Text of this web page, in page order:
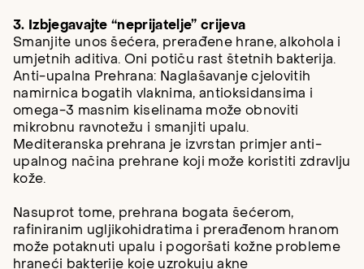
3. Izbjegavajte “neprijatelje” crijeva
Smanjite unos šećera, prerađene hrane, alkohola i
umjetnih aditiva. Oni potiču rast štetnih bakterija.
Anti-upalna Prehrana: Naglašavanje cjelovitih
namirnica bogatih vlaknima, antioksidansima i
omega-3 masnim kiselinama može obnoviti
mikrobnu ravnotežu i smanjiti upalu.
Mediteranska prehrana je izvrstan primjer anti-
upalnog načina prehrane koji može koristiti zdravlju
kože.
Nasuprot tome, prehrana bogata šećerom,
rafiniranim ugljikohidratima i prerađenom hranom
može potaknuti upalu i pogoršati kožne probleme
hraneći bakterije koje uzrokuju akne